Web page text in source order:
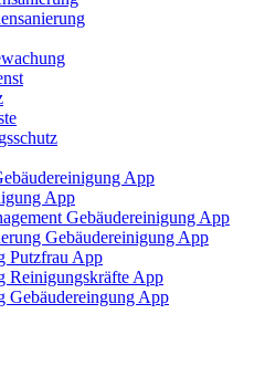
App
App
Gebäudereinigung App
Gebäudereinigung App
Putzfrau App
Reinigungskräfte App
Gebäudereingung App